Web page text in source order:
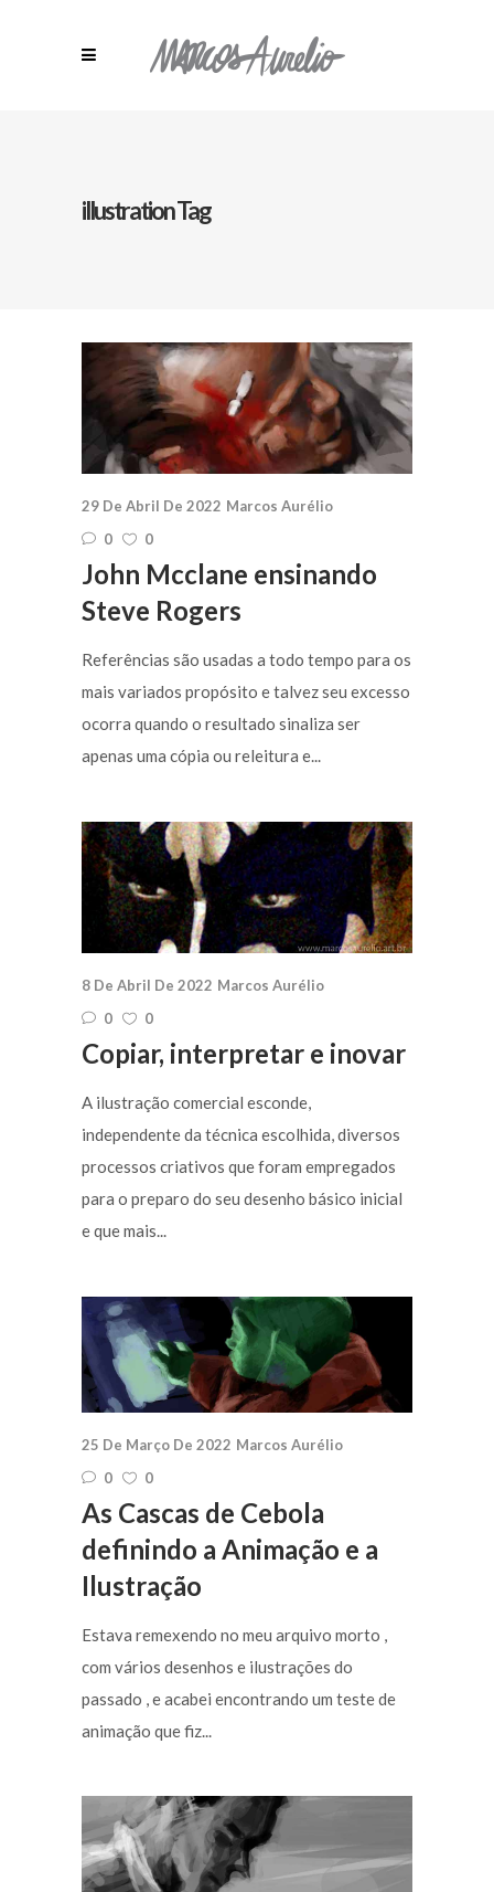
illustration Tag
29 De Abril De 2022 Marcos Aurélio
0
0
John Mcclane ensinando
Steve Rogers
Referências são usadas a todo tempo para os
mais variados propósito e talvez seu excesso
ocorra quando o resultado sinaliza ser
apenas uma cópia ou releitura e...
8 De Abril De 2022 Marcos Aurélio
0
0
Copiar, interpretar e inovar
A ilustração comercial esconde,
independente da técnica escolhida, diversos
processos criativos que foram empregados
para o preparo do seu desenho básico inicial
e que mais...
25 De Março De 2022 Marcos Aurélio
0
0
As Cascas de Cebola
definindo a Animação e a
Ilustração
Estava remexendo no meu arquivo morto ,
com vários desenhos e ilustrações do
passado , e acabei encontrando um teste de
animação que fiz...